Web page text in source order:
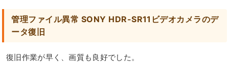
管理ファイル異常 SONY HDR-SR11ビデオカメラのデ
ータ復旧
復旧作業が早く、画質も良好でした。